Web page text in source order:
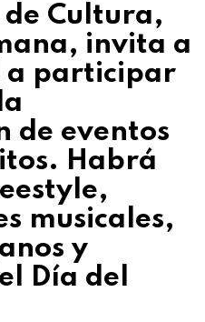
de Cultura,
invita a
a participar
de eventos
Habrá
musicales,
y
Día del